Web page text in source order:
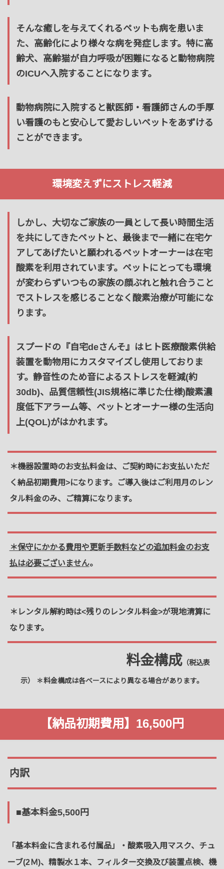
そんな癒しを与えてくれるペットも病を患いま
た、高齢化により様々な病を発症します。特に高
齢犬、高齢猫が自力呼吸が困難になると動物病院
のICUへ入院することになります。
動物病院に入院すると獣医師・看護師さんの手厚
い看護のもと安心して愛おしいペットをあずける
ことができます。
環境変えずにストレス軽減
しかし、大切なご家族の一員として長い時間生活
を共にしてきたペットと、最後まで一緒に在宅ケ
アしてあげたいと願われるペットオーナーは在宅
酸素を利用されています。ペットにとっても環境
が変わらずいつもの家族の顔ぶれと触れ合うこと
でストレスを感じることなく酸素治療が可能にな
ります。
スプードの『自宅deさんそ』はヒト医療酸素供給
装置を動物用にカスタマイズし使用しておりま
す。静音性のため音によるストレスを軽減(約
30db)、品質信頼性(JIS規格に準じた仕様)酸素濃
度低下アラーム等、ペットとオーナー様の生活向
上(QOL)がはかれます。
＊機器設置時のお支払料金は、ご契約時にお支払いただ
く 納品初期費用>になります。
ご導入後はご利用月のレン
タル料金のみ、ご精算になります。
＊保守にかかる費用や更新手数料などの追加料金のお支
払は必要ございません。
＊レンタル解約時は<残りのレンタル料金>が現地清算に
なります。
料金構成（税込表
示） ✽料金構成は各ベースにより異なる場合があります。
【納品初期費用】16,500円
内訳
■基本料金5,500円
「基本料金に含まれる付属品」・酸素吸入用マスク、チュ
ーブ(2Ｍ)、精製水１本、フィルター交換及び装置点検、機